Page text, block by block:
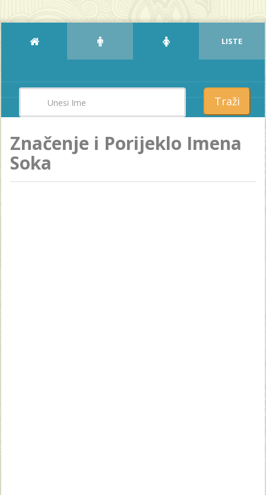
LISTE
Traži
Značenje i Porijeklo Imena
Soka